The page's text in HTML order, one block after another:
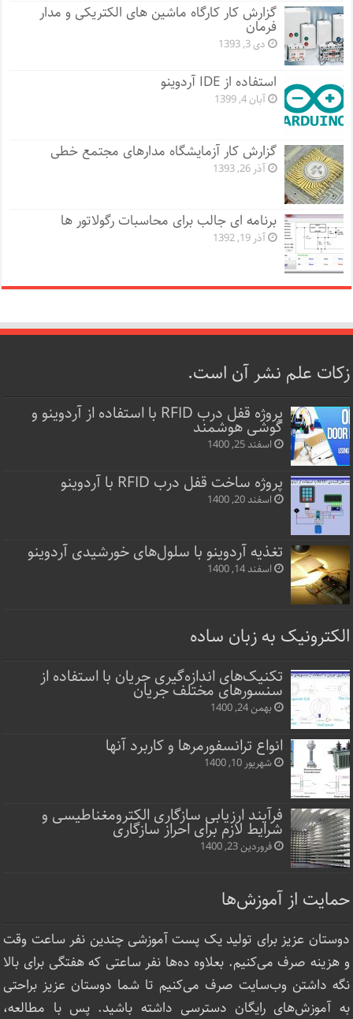
گزارش کار کارگاه ماشین های الکتریکی و مدار
فرمان
دی 3, 1393
استفاده از IDE آردوینو
آبان 4, 1399
گزارش کار آزمایشگاه مدارهای مجتمع خطی
آذر 26, 1393
برنامه ای جالب برای محاسبات رگولاتور ها
آذر 19, 1392
زکات علم نشر آن است.
پروژه قفل‌ درب RFID با استفاده از آردوینو و
گوشی هوشمند
اسفند 25, 1400
پروژه ساخت قفل‌ درب RFID با آردوینو
اسفند 20, 1400
تغذیه آردوینو با سلول‌های خورشیدی آردوینو
اسفند 14, 1400
الکترونیک به زبان ساده
تکنیک‌های اندازه‌گیری جریان با استفاده از
سنسورهای مختلف جریان
بهمن 24, 1400
انواع ترانسفورمرها و کاربرد آنها
شهریور 10, 1400
فرآیند ارزیابی سازگاری الکترومغناطیسی و
شرایط لازم برای احراز سازگاری
فروردین 23, 1400
حمایت از آموزش‌ها
دوستان عزیز برای تولید یک پست آموزشی چندین نفر ساعت‌ وقت
و هزینه صرف می‌کنیم. بعلاوه ده‌ها نفر ساعتی که هفتگی برای بالا
نگه داشتن وب‌سایت صرف ‌می‌کنیم تا شما دوستان عزیز براحتی
به آموزش‌های رایگان دسترسی داشته باشید. پس با مطالعه،